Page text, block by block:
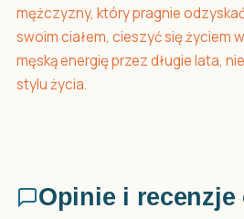
mężczyzny, który pragnie
swoim ciałem, cieszyć się życiem
męską energię przez długie lata,
stylu życia.
Opinie i recenzje